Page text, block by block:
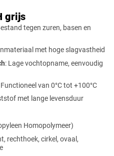
Afsnede
grijs
tegen zuren, basen en
met hoge slagvastheid
: Lage vochtopname, eenvoudig
Functioneel van 0°C tot +100°C
met lange levensduur
Homopolymeer)
rechthoek, cirkel, ovaal,